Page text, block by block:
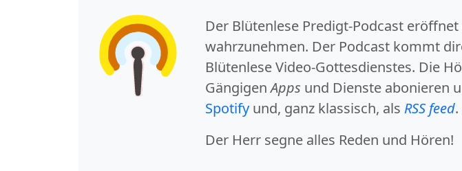
Der Blütenlese Predigt-Podcast eröffnet
wahrzunehmen. Der Podcast kommt
Blütenlese Video-Gottesdienstes. Die
GängigenApps und Dienste abonieren
Spotify und, ganz klassisch, als RSS feed.
Der Herr segne alles Reden und Hören!